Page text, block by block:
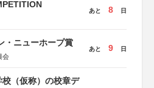
あと 8 日
・ニューホープ賞
会
あと 9 日
（仮称）の校章デ